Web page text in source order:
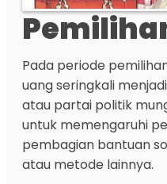
Pada periode
uang seringkali
atau partai politik
untuk memengaruhi
pembagian bantuan
atau metode lainnya.